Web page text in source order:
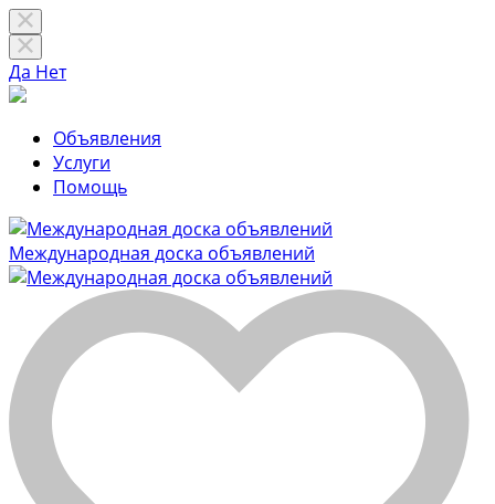
Да Нет
Объявления
Услуги
Помощь
Международная доска объявлений